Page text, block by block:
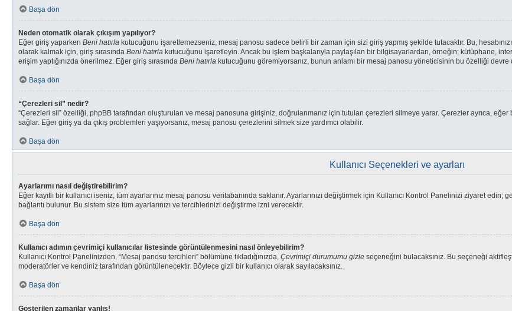
Başa dön
Neden otomatik olarak çıkışım yapılıyor?
Eğer giriş yaparken Beni hatırla kutucuğunu işaretlemezseniz, mesaj panosu sadece belirli bir zaman için sizi giriş yapmış şekilde tutacaktır. Bu,
olarak kalmak için, giriş sırasında Beni hatırla kutucuğunu işaretleyin. Ancak bu işlem başkalarıyla paylaşılan bir bilgisayarlardan, örneğin; kütüphane,
erişim yaptığınızda önerilmez. Eğer giriş sırasında Beni hatırla kutucuğunu göremiyorsanız, bunun anlamı bir mesaj panosu yöneticisinin bu özelliği devre
Başa dön
“Çerezleri sil” nedir?
“Çerezleri sil” özelliği, phpBB tarafından oluşturulan ve mesaj panosuna girişiniz, doğrulanmanız için tutulan çerezleri silmeye yarar. Çerezler ayrıca,
sağlar. Eğer giriş ya da çıkış problemleri yaşıyorsanız, mesaj panosu çerezlerini silmek size yardımcı olabilir.
Başa dön
Kullanıcı Seçenekleri ve ayarları
Ayarlarımı nasıl değiştirebilirim?
Eğer kayıtlı bir kullanıcı iseniz, tüm ayarlarınız mesaj panosu veritabanında saklanır. Ayarlarınızı değiştirmek için Kullanıcı Kontrol Panelinizi ziyaret edin;
bağlantı bulunur. Bu sistem size tüm ayarlarınızı ve tercihlerinizi değiştirme izni verecektir.
Başa dön
Kullanıcı adımın çevrimiçi kullanıcılar listesinde görüntülenmesini nasıl önleyebilirim?
Kullanıcı Kontrol Panelinizden, “Mesaj panosu tercihleri” bölümüne tıkladığınızda, Çevrimiçi durumumu gizle seçeneğini bulacaksınız. Bu seçeneği
moderatörler ve kendiniz tarafından görüntülenecektir. Böylece gizli bir kullanıcı olarak sayılacaksınız.
Başa dön
Gösterilen zamanlar yanlış!